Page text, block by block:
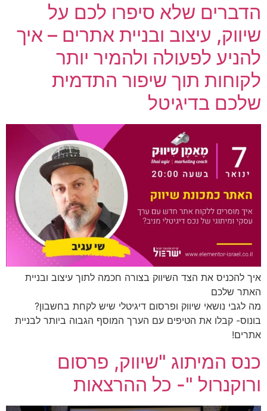
הדברים שלא סיפרו לכם על
שיווק, עיצוב ובניית אתרים – איך
להניע לפעולה ולהמיר יותר
לקוחות תוך שיפור התדמית
שלכם בדיגיטל
איך להכניס את הצד השיווק בצורה חכמה לתוך עיצוב ובניית
האתר שלכם
מה לגבי נושאי שיווק ופרסום דיגיטלי שיש לקחת בחשבון?
בונוס- קבלו את הטיפים עם הערך המוסף הגבוה ביותר לבניית
אתרים!
כנס המיתוג "שיווק, פרסום
ורוקנרול "- כל ההרצאות